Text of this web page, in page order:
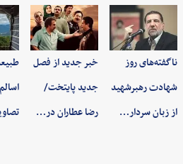
ناگفته‌های روز
شهادت رهبرشهید
از زبان سردار…
خبر جدید از فصل
جدید پایتخت/
رضا عطاران در…